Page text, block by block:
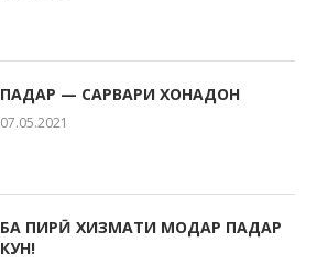
ПАДАР — САРВАРИ ХОНАДОН
07.05.2021
БА ПИРӢ ХИЗМАТИ МОДАР ПАДАР
КУН!